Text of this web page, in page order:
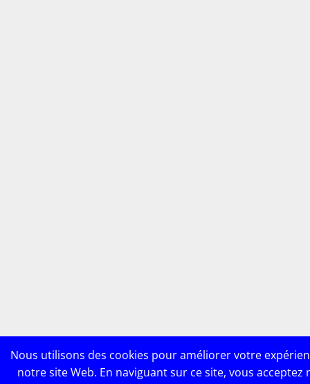
Nous utilisons des cookies pour améliorer votre
notre site Web. En naviguant sur ce site, vous acceptez